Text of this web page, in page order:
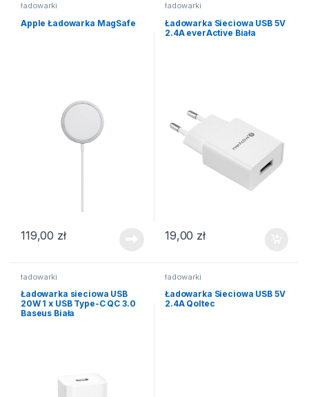
ładowarki
Apple Ładowarka MagSafe
119,00 zł
ładowarki
Ładowarka Sieciowa USB 5V
2.4A everActive Biała
19,00 zł
ładowarki
Ładowarka sieciowa USB
20W 1 x USB Type-C QC 3.0
Baseus Biała
ładowarki
Ładowarka Sieciowa USB 5V
2.4A Qoltec